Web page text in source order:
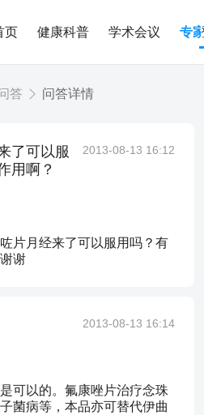
页 健康科普 学术会议 专
答 问答详情
了可以服
用啊？
2013-08-13 16:12
片月经来了可以服用吗？有
谢
2013-08-13 16:14
可以的。氟康唑片治疗念珠
菌病等，本品亦可替代伊曲